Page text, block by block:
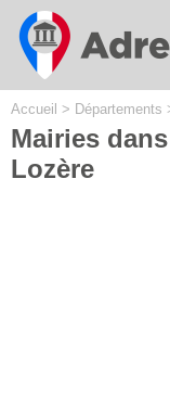
Accueil > Départements
Mairies
Lozère
Cookies management